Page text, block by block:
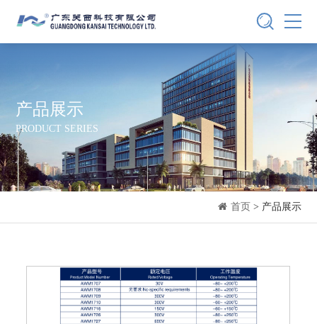
产品展示
PRODUCT SERIES
首页 > 产品展示